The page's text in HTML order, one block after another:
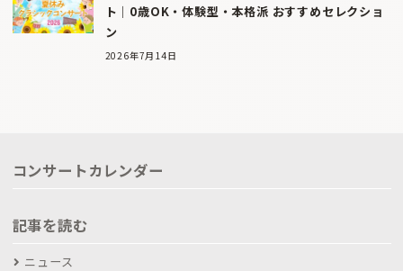
ト｜0歳OK・体験型・本格派 おすすめセレクショ
ン
2026年7月14日
コンサートカレンダー
記事を読む
ニュース